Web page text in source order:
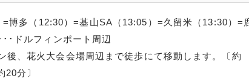
博多（12:30）=基山SA（13:05）=久留米（13:30）=
･ドルフィンポート周辺
後、花火大会会場周辺まで徒歩にて移動します。〔約
20分〕